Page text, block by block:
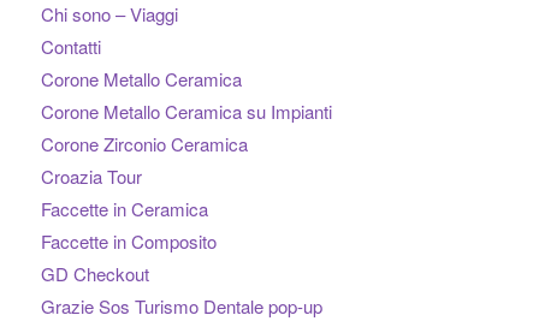
Chi sono – Viaggi
Contatti
Corone Metallo Ceramica
Corone Metallo Ceramica su Impianti
Corone Zirconio Ceramica
Croazia Tour
Faccette in Ceramica
Faccette in Composito
GD Checkout
Grazie Sos Turismo Dentale pop-up